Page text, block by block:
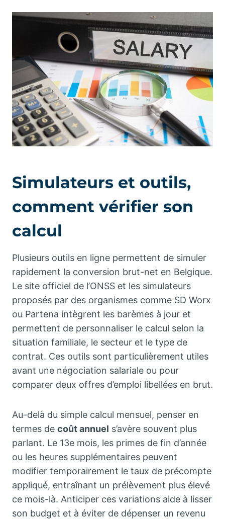
Simulateurs et outils,
comment vérifier son
calcul
Plusieurs outils en ligne permettent de simuler
rapidement la conversion brut-net en Belgique.
Le site officiel de l’ONSS et les simulateurs
proposés par des organismes comme SD Worx
ou Partena intègrent les barèmes à jour et
permettent de personnaliser le calcul selon la
situation familiale, le secteur et le type de
contrat. Ces outils sont particulièrement utiles
avant une négociation salariale ou pour
comparer deux offres d’emploi libellées en brut.
Au-delà du simple calcul mensuel, penser en
termes de coût annuel s’avère souvent plus
parlant. Le 13e mois, les primes de fin d’année
ou les heures supplémentaires peuvent
modifier temporairement le taux de précompte
appliqué, entraînant un prélèvement plus élevé
ce mois-là. Anticiper ces variations aide à lisser
son budget et à éviter de dépenser un revenu